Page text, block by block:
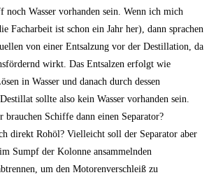
noch Wasser vorhanden sein. Wenn ich mich
Facharbeit ist schon ein Jahr her), dann sprachen
von einer Entsalzung vor der Destillation, da
wirkt. Das Entsalzen erfolgt wie
in Wasser und danach durch dessen
sollte also kein Wasser vorhanden sein.
brauchen Schiffe dann einen Separator?
direkt Rohöl? Vielleicht soll der Separator aber
Sumpf der Kolonne ansammelnden
um den Motorenverschleiß zu